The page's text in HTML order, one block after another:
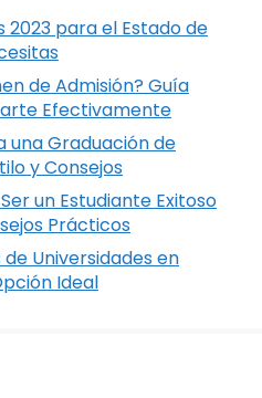
2023 para el Estado de
de Admisión? Guía
Efectivamente
una Graduación de
y Consejos
un Estudiante Exitoso
Prácticos
Universidades en
Ideal